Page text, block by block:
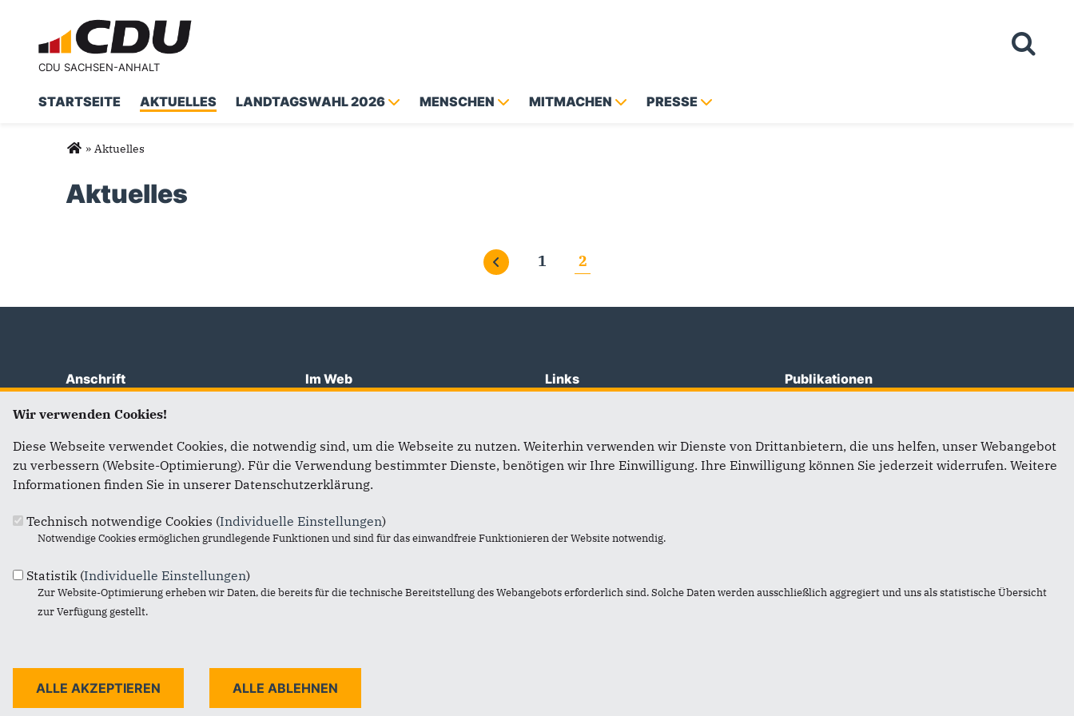
CDU SACHSEN-ANHALT
STARTSEITE AKTUELLES LANDTAGSWAHL 2026 MENSCHEN MITMACHEN PRESSE
Suchformular
Suche
Sie sind hier
» Aktuelles
Aktuelles
1 2
Fußbereich
Anschrift
CDU Sachsen-Anhalt
39104 Magdeburg
Telefon: 0391 5666810
Im Web
Alexandra Mehnert MdEP
CDU/CSU Bundestagsfraktion
Links
Datenschutz
Sitemap
Publikationen
Grundsatzprogramm
Leitkultur
Wir verwenden Cookies!
Diese Webseite verwendet Cookies, die notwendig sind, um die Webseite zu nutzen. Weiterhin verwenden wir Dienste von Drittanbietern, die uns helfen, unser Webangebot
zu verbessern (Website-Optimierung). Für die Verwendung bestimmter Dienste, benötigen wir Ihre Einwilligung. Ihre Einwilligung können Sie jederzeit widerrufen. Weitere
Informationen finden Sie in unserer Datenschutzerklärung.
Technisch notwendige Cookies (Individuelle Einstellungen)
Notwendige Cookies ermöglichen grundlegende Funktionen und sind für das einwandfreie Funktionieren der Website notwendig.
Statistik (Individuelle Einstellungen)
Zur Website-Optimierung erheben wir Daten, die bereits für die technische Bereitstellung des Webangebots erforderlich sind. Solche Daten werden ausschließlich aggregiert und uns als statistische Übersicht
zur Verfügung gestellt.